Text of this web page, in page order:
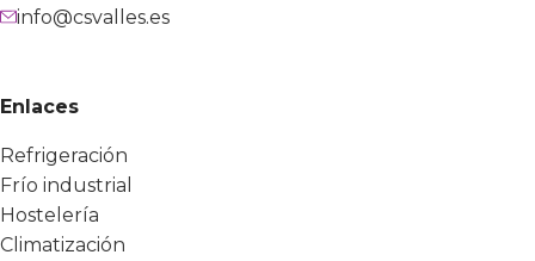
info@csvalles.es
Enlaces
Refrigeración
Frío industrial
Hostelería
Climatización